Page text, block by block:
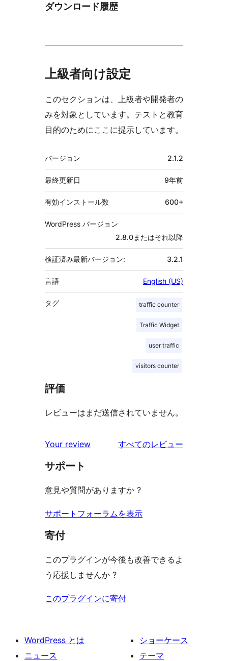
ダウンロード履歴
上級者向け設定
このセクションは、上級者や開発者の
みを対象としています。テストと教育
目的のためにここに提示しています。
メ
タ
バージョン 2.1.2
最終更新日 9年前
有効インストール数 600+
WordPress バージョン
2.8.0またはそれ以降
検証済み最新バージョン: 3.2.1
言語 English (US)
タグ traffic counter
Traffic Widget
user traffic
visitors counter
評価
レビューはまだ送信されていません。
Your review すべてのレビュー
サポート
意見や質問がありますか ?
サポートフォーラムを表示
寄付
このプラグインが今後も改善できるよ
う応援しませんか ?
このプラグインに寄付
WordPress とは
ニュース
ショーケース
テーマ